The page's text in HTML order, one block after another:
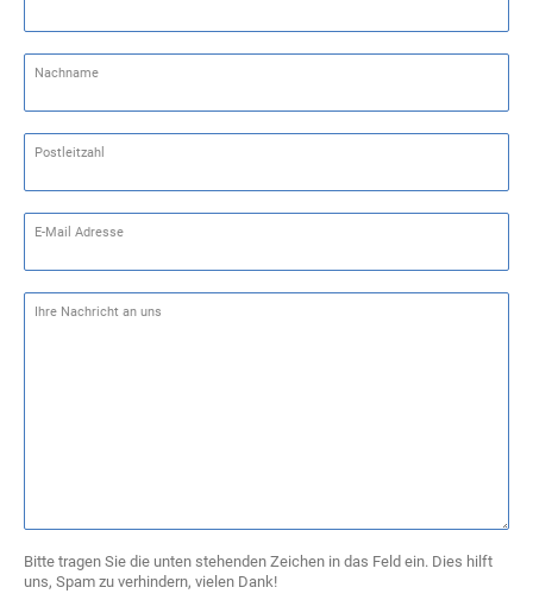
Nachname
Postleitzahl
E-Mail Adresse
Ihre Nachricht an uns
Bitte tragen Sie die unten stehenden Zeichen in das Feld ein. Dies hilft
uns, Spam zu verhindern, vielen Dank!